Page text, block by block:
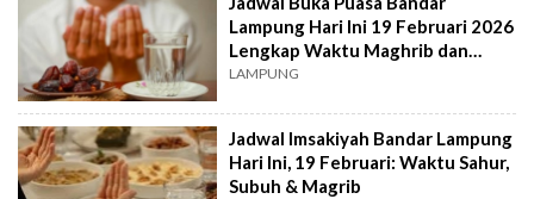
Lampung Hari Ini 19 Februari 2026
Lengkap Waktu Maghrib dan
Imsak
LAMPUNG
Jadwal Imsakiyah Bandar Lampung
Hari Ini, 19 Februari: Waktu Sahur,
Subuh & Magrib